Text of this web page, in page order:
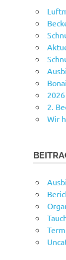
2.
Wir